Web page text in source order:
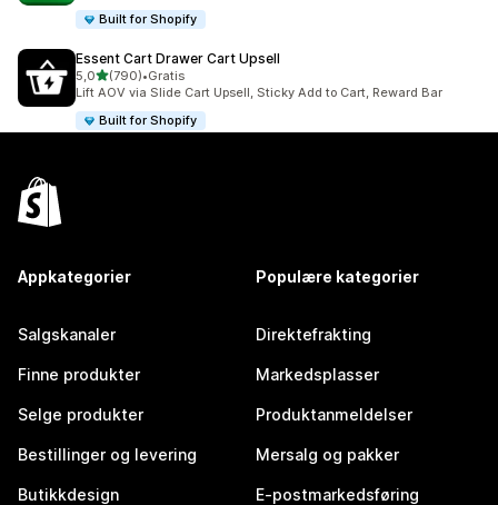
Built for Shopify
Essent Cart Drawer Cart Upsell
5,0av 5 stjerner
(790)
Totalt 790 omtaler
•Gratis
Lift AOV via Slide Cart Upsell, Sticky Add to Cart, Reward Bar
Built for Shopify
Appkategorier
Salgskanaler
Finne produkter
Selge produkter
Bestillinger og levering
Butikkdesign
Populære kategorier
Direktefrakting
Markedsplasser
Produktanmeldelser
Mersalg og pakker
E-postmarkedsføring